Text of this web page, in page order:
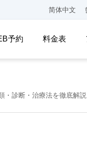
简体中文
予約 料金表
・診断・治療法を徹底解説